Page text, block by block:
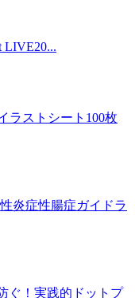
LIVE20...
ラストシート100枚
炎症性腸症ガイドラ
ぐ！実践的ドットプ